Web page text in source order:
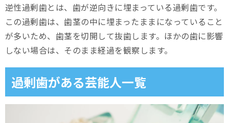
逆性過剰歯とは、歯が逆向きに埋まっている過剰歯です。
この過剰歯は、歯茎の中に埋まったままになっていること
が多いため、歯茎を切開して抜歯します。ほかの歯に影響
しない場合は、そのまま経過を観察します。
過剰歯がある芸能人一覧